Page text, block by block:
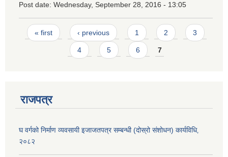
Post date: Wednesday, September 28, 2016 - 13:05
Pages
« first ‹ previous 1 2 3
4 5 6 7
राजपत्र
घ वर्गको निर्माण व्यवसायी इजाजतपत्र सम्बन्धी (दोस्रो संशोधन) कार्यविधि‚
२०८२